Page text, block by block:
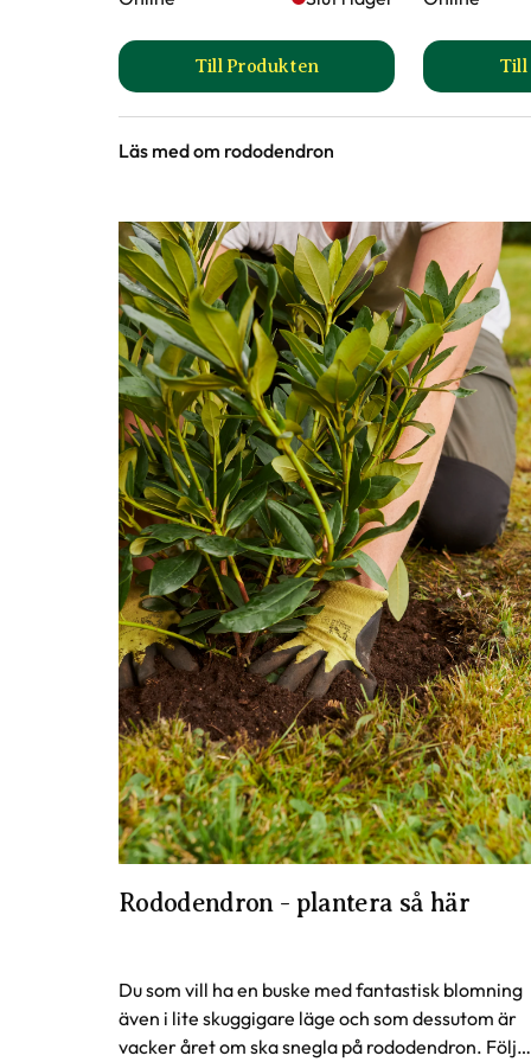
Ursprung
Art nr 264452
Till Produkten
till Hasselfors
Till
Läs med om rododendron
Rododendron - plantera så här
Du som vill ha en buske med fantastisk blomning
även i lite skuggigare läge och som dessutom är
vacker året om ska snegla på rododendron. Följ